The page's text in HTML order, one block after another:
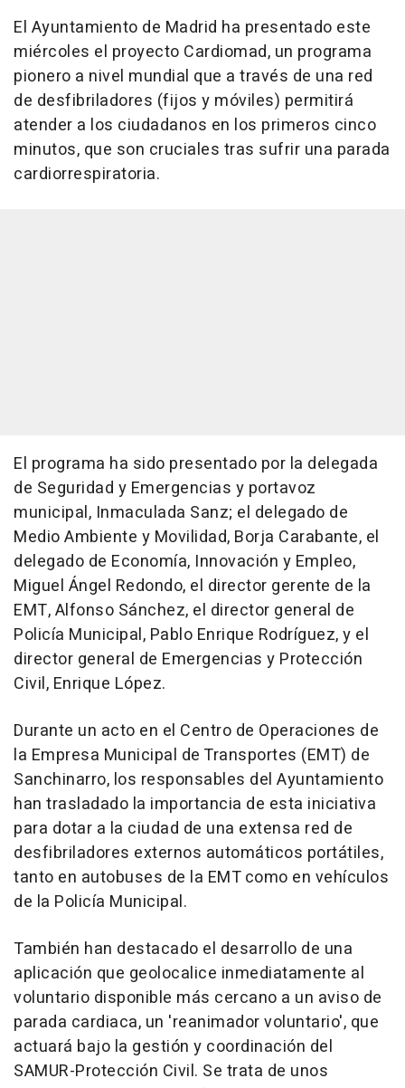
El Ayuntamiento de Madrid ha presentado este
miércoles el proyecto Cardiomad, un programa
pionero a nivel mundial que a través de una red
de desfibriladores (fijos y móviles) permitirá
atender a los ciudadanos en los primeros cinco
minutos, que son cruciales tras sufrir una parada
cardiorrespiratoria.
El programa ha sido presentado por la delegada
de Seguridad y Emergencias y portavoz
municipal, Inmaculada Sanz; el delegado de
Medio Ambiente y Movilidad, Borja Carabante, el
delegado de Economía, Innovación y Empleo,
Miguel Ángel Redondo, el director gerente de la
EMT, Alfonso Sánchez, el director general de
Policía Municipal, Pablo Enrique Rodríguez, y el
director general de Emergencias y Protección
Civil, Enrique López.
Durante un acto en el Centro de Operaciones de
la Empresa Municipal de Transportes (EMT) de
Sanchinarro, los responsables del Ayuntamiento
han trasladado la importancia de esta iniciativa
para dotar a la ciudad de una extensa red de
desfibriladores externos automáticos portátiles,
tanto en autobuses de la EMT como en vehículos
de la Policía Municipal.
También han destacado el desarrollo de una
aplicación que geolocalice inmediatamente al
voluntario disponible más cercano a un aviso de
parada cardiaca, un 'reanimador voluntario', que
actuará bajo la gestión y coordinación del
SAMUR-Protección Civil. Se trata de unos